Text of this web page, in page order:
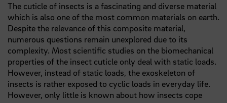
The cuticle of insects is a fascinating and diverse material
which is also one of the most common materials on earth.
Despite the relevance of this composite material,
numerous questions remain unexplored due to its
complexity. Most scientific studies on the biomechanical
properties of the insect cuticle only deal with static loads.
However, instead of static loads, the exoskeleton of
insects is rather exposed to cyclic loads in everyday life.
However, only little is known about how insects cope